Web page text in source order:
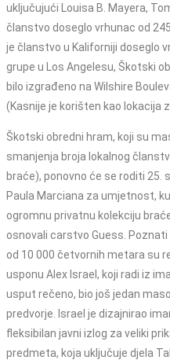
uključujući Louisa B. Mayera,
članstvo doseglo vrhunac od
je članstvo u Kaliforniji doseglo
grupe u Los Angelesu, Škotski
bilo izgrađeno na Wilshire
(Kasnije je korišten kao lokacija
Škotski obredni hram, koji su
smanjenja broja lokalnog
braće), ponovno će se roditi 25.
Paula Marciana za umjetnost,
ogromnu privatnu kolekciju
osnovali carstvo Guess.
od 10 000 četvornih metara su
usponu Alex Israel, koji radi iz
usput rečeno, bio još jedan
predvorje. Israel je dizajnirao
fleksibilan javni izlog za veliki
predmeta, koja uključuje djela